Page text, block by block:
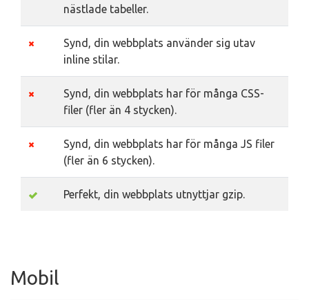
nästlade tabeller.
Synd, din webbplats använder sig utav
inline stilar.
Synd, din webbplats har för många CSS-
filer (fler än 4 stycken).
Synd, din webbplats har för många JS filer
(fler än 6 stycken).
Perfekt, din webbplats utnyttjar gzip.
Mobil